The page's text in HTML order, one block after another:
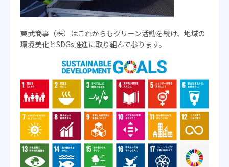
東武商事（株）はこれからもクリーン活動を続け、地域の
環境美化とSDGs推進に取り組んで参ります。